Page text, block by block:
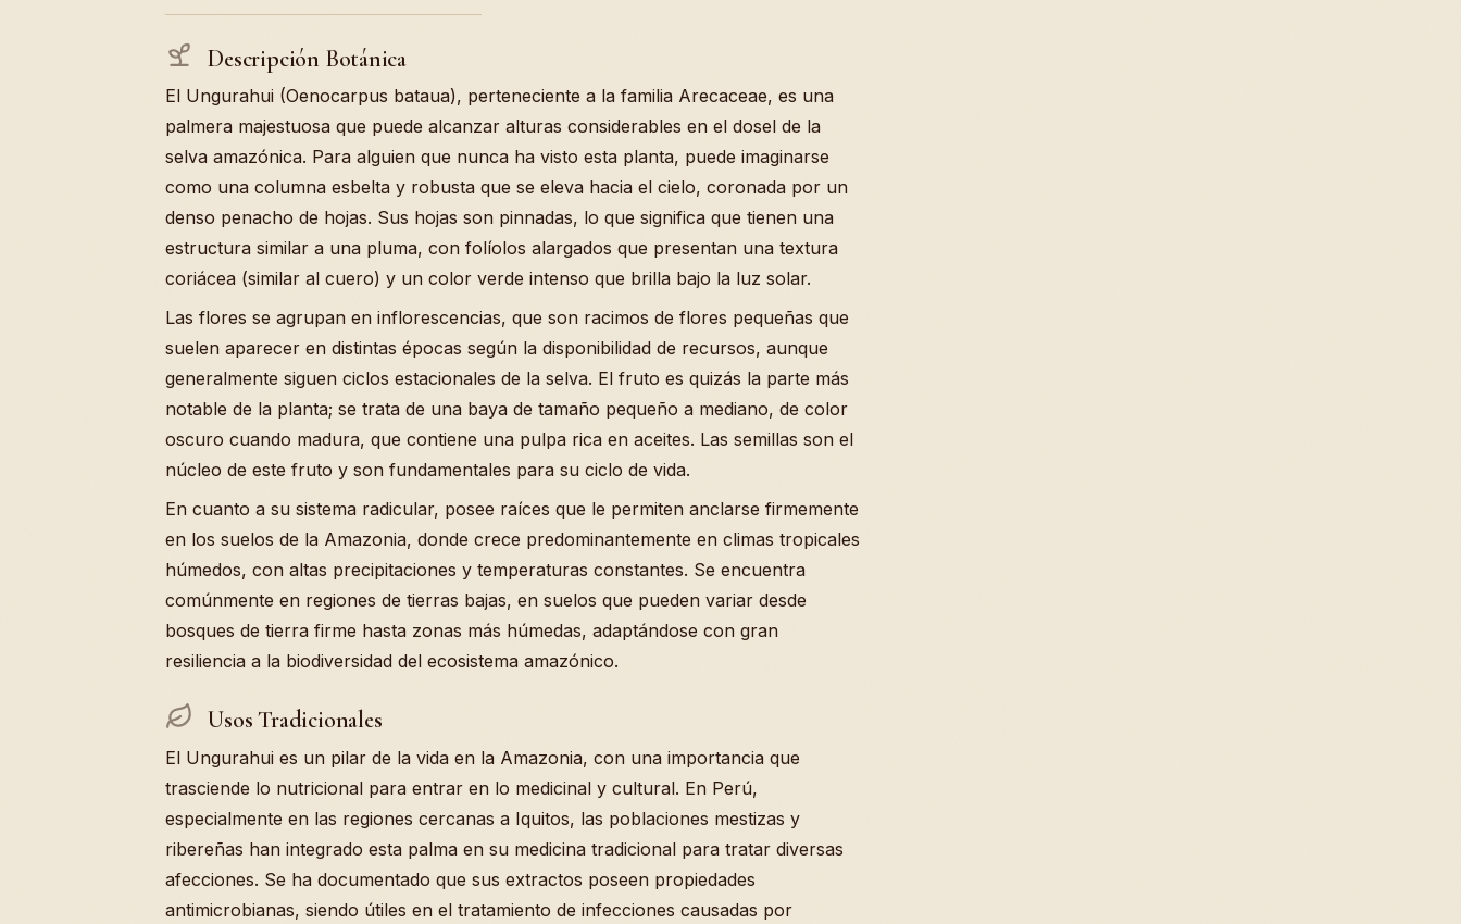
Descripción Botánica
El Ungurahui (Oenocarpus bataua), perteneciente a la familia Arecaceae, es una
palmera majestuosa que puede alcanzar alturas considerables en el dosel de la
selva amazónica. Para alguien que nunca ha visto esta planta, puede imaginarse
como una columna esbelta y robusta que se eleva hacia el cielo, coronada por un
denso penacho de hojas. Sus hojas son pinnadas, lo que significa que tienen una
estructura similar a una pluma, con folíolos alargados que presentan una textura
coriácea (similar al cuero) y un color verde intenso que brilla bajo la luz solar.
Las flores se agrupan en inflorescencias, que son racimos de flores pequeñas que
suelen aparecer en distintas épocas según la disponibilidad de recursos, aunque
generalmente siguen ciclos estacionales de la selva. El fruto es quizás la parte más
notable de la planta; se trata de una baya de tamaño pequeño a mediano, de color
oscuro cuando madura, que contiene una pulpa rica en aceites. Las semillas son el
núcleo de este fruto y son fundamentales para su ciclo de vida.
En cuanto a su sistema radicular, posee raíces que le permiten anclarse firmemente
en los suelos de la Amazonia, donde crece predominantemente en climas tropicales
húmedos, con altas precipitaciones y temperaturas constantes. Se encuentra
comúnmente en regiones de tierras bajas, en suelos que pueden variar desde
bosques de tierra firme hasta zonas más húmedas, adaptándose con gran
resiliencia a la biodiversidad del ecosistema amazónico.
Usos Tradicionales
El Ungurahui es un pilar de la vida en la Amazonia, con una importancia que
trasciende lo nutricional para entrar en lo medicinal y cultural. En Perú,
especialmente en las regiones cercanas a Iquitos, las poblaciones mestizas y
ribereñas han integrado esta palma en su medicina tradicional para tratar diversas
afecciones. Se ha documentado que sus extractos poseen propiedades
antimicrobianas, siendo útiles en el tratamiento de infecciones causadas por